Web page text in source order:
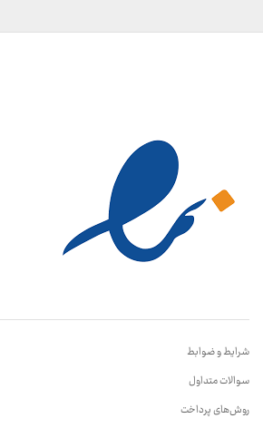
شرایط و ضوابط
سوالات متداول
روش‌های پرداخت